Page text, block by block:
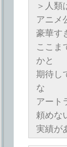
＞人類
アニメ
豪華す
ここま
かと
期待し
な
アート
頼めな
実績が